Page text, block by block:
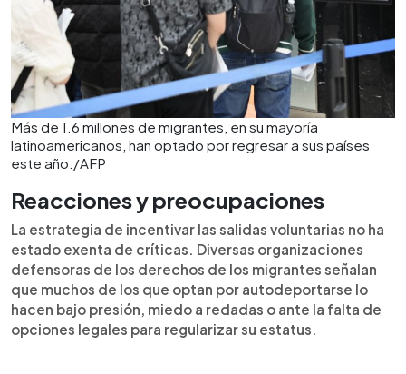
Más de 1.6 millones de migrantes, en su mayoría
latinoamericanos, han optado por regresar a sus países
este año./AFP
Reacciones y preocupaciones
La estrategia de incentivar las salidas voluntarias no ha
estado exenta de críticas. Diversas organizaciones
defensoras de los derechos de los migrantes señalan
que muchos de los que optan por autodeportarse lo
hacen bajo presión, miedo a redadas o ante la falta de
opciones legales para regularizar su estatus.